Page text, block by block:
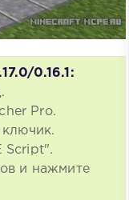
0.16.1:
Pro.
Script".
и нажмите